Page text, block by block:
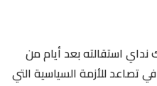
نداي استقالته بعد أيام من
تصاعد للأزمة السياسية التي